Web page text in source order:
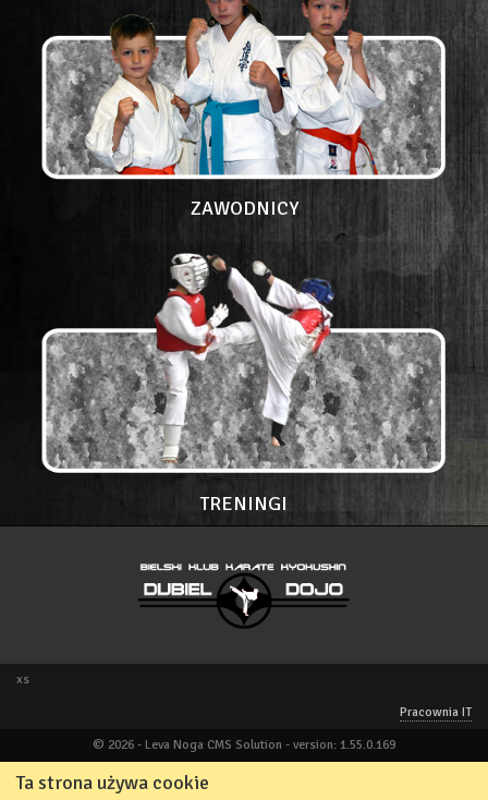
ZAWODNICY
TRENINGI
xs
Pracownia IT
© 2026 - Leva Noga CMS Solution - version: 1.55.0.169
Ta strona używa cookie